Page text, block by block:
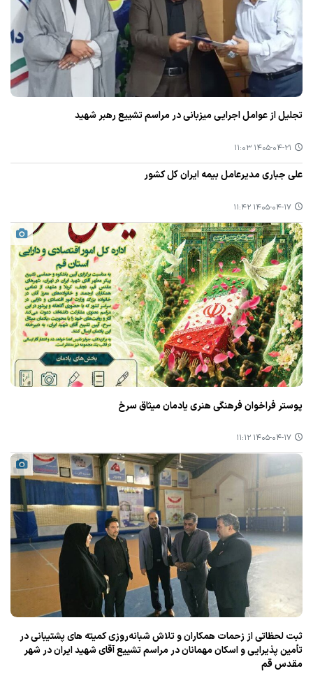
تجلیل از عوامل اجرایی میزبانی در مراسم تشییع رهبر شهید
۱۴۰۵-۰۴-۲۱ ۱۱:۰۳
علی جباری مدیرعامل بیمه ایران کل کشور
۱۴۰۵-۰۴-۱۷ ۱۱:۴۲
پوستر فراخوان فرهنگی هنری یادمان میثاق سرخ
۱۴۰۵-۰۴-۱۷ ۱۱:۱۲
ثبت لحظاتی از زحمات همکاران و تلاش شبانه‌روزی کمیته های پشتیبانی در
تأمین پذیرایی و اسکان مهمانان در مراسم تشییع آقای شهید ایران در شهر
مقدس قم